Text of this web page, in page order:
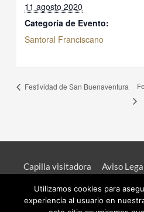
11 agosto 2020
Categoría de Evento:
Santoral Franciscano
Festividad de San Buenaventura
Capilla visitadora Aviso
Congregación de la Divina
Utilizamos cookies para
experiencia al usuario en